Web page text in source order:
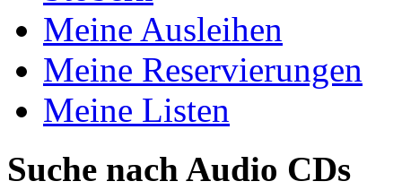
Meine Ausleihen
Meine Reservierungen
Meine Listen
Suche nach Audio CDs